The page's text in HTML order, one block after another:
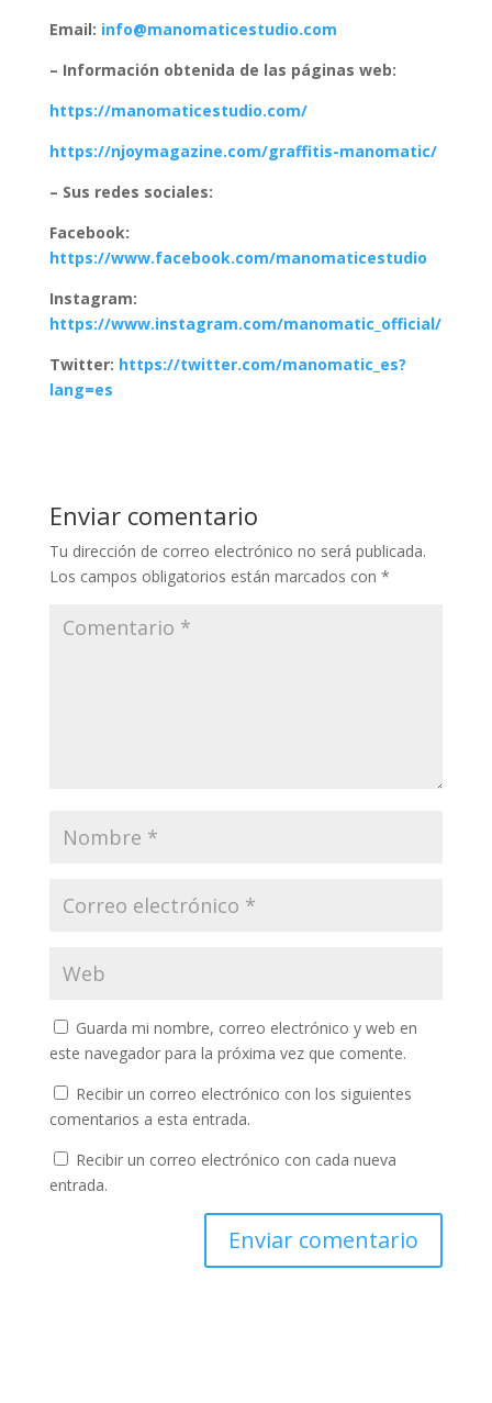
Email: info@manomaticestudio.com
– Información obtenida de las páginas web:
https://manomaticestudio.com/
https://njoymagazine.com/graffitis-manomatic/
– Sus redes sociales:
Facebook:
https://www.facebook.com/manomaticestudio
Instagram:
https://www.instagram.com/manomatic_official/
Twitter: https://twitter.com/manomatic_es?
lang=es
Enviar comentario
Tu dirección de correo electrónico no será publicada.
Los campos obligatorios están marcados con *
Guarda mi nombre, correo electrónico y web en
este navegador para la próxima vez que comente.
Recibir un correo electrónico con los siguientes
comentarios a esta entrada.
Recibir un correo electrónico con cada nueva
entrada.